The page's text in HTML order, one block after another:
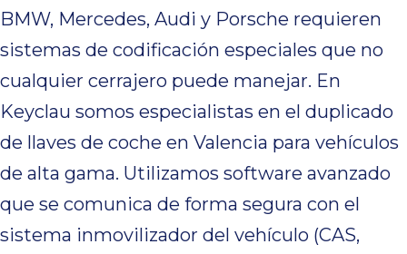
BMW, Mercedes, Audi y Porsche requieren
sistemas de codificación especiales que no
cualquier cerrajero puede manejar. En
Keyclau somos especialistas en el duplicado
de llaves de coche en Valencia para vehículos
de alta gama. Utilizamos software avanzado
que se comunica de forma segura con el
sistema inmovilizador del vehículo (CAS,